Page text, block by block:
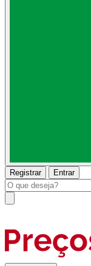
Registrar Entrar